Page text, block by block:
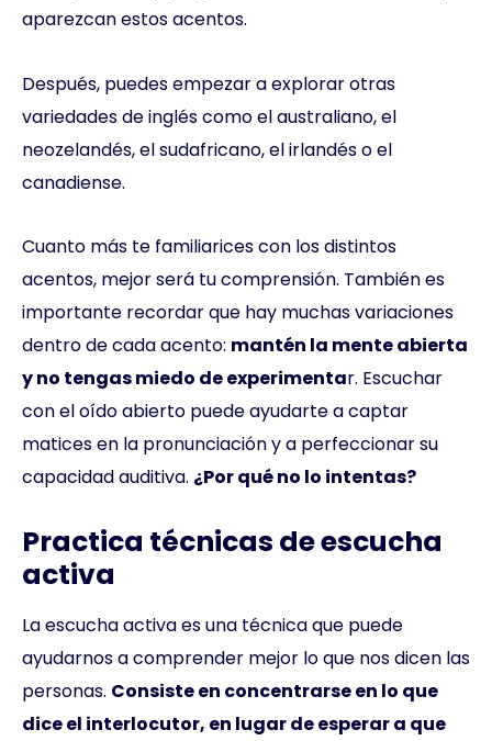
aparezcan estos acentos.
Después, puedes empezar a explorar otras
variedades de inglés como el australiano, el
neozelandés, el sudafricano, el irlandés o el
canadiense.
Cuanto más te familiarices con los distintos
acentos, mejor será tu comprensión. También es
importante recordar que hay muchas variaciones
dentro de cada acento: mantén la mente abierta
y no tengas miedo de experimentar. Escuchar
con el oído abierto puede ayudarte a captar
matices en la pronunciación y a perfeccionar su
capacidad auditiva. ¿Por qué no lo intentas?
Practica técnicas de escucha
activa
La escucha activa es una técnica que puede
ayudarnos a comprender mejor lo que nos dicen las
personas. Consiste en concentrarse en lo que
dice el interlocutor, en lugar de esperar a que